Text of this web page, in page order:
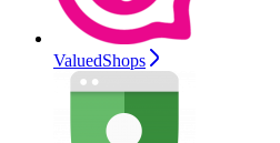
ValuedShops